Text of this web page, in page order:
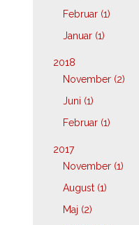
Februar (1)
Januar (1)
2018
November (2)
Juni (1)
Februar (1)
2017
November (1)
August (1)
Maj (2)